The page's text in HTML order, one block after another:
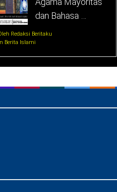
dan Bahasa …
Redaksi Beritaku
Berita Islami